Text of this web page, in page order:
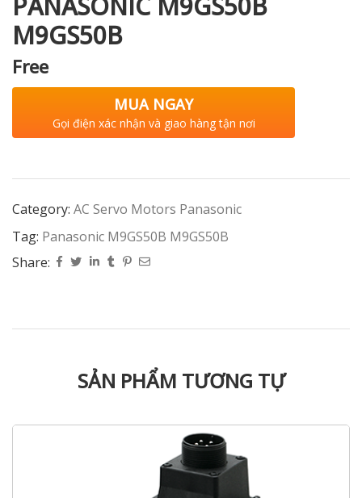
M9GS50B
Free
MUA NGAY
Gọi điện xác nhận và giao hàng tận nơi
Category: AC Servo Motors Panasonic
Tag: Panasonic M9GS50B M9GS50B
Share:
SẢN PHẨM TƯƠNG TỰ